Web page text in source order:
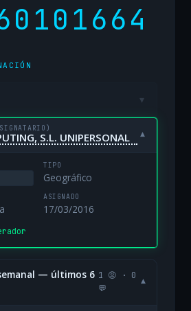
▾
S.L. UNIPERSONAL ▾
TIPO
Geográfico
ASIGNADO
17/03/2016
— últimos 6 1 😡 · 0
💬
▾